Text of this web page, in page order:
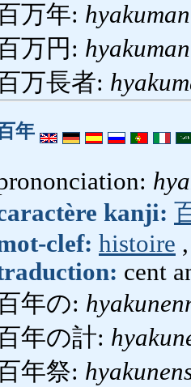
万年:
万円:
万長者:
年
kanji:
clef: histoire
cent
年の:
年の計:
年祭: